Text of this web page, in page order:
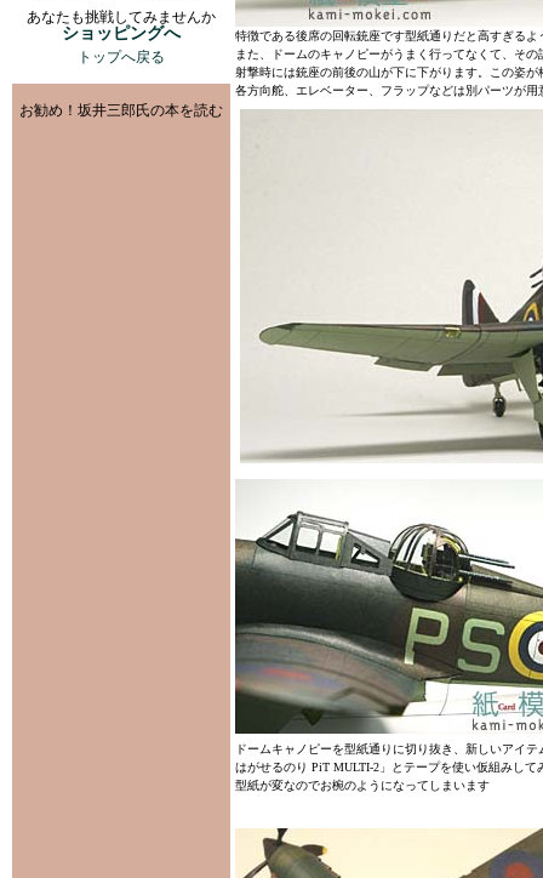
あなたも挑戦してみませんか
ショッピングへ
トップへ戻る
お勧め！坂井三郎氏の本を読む
特徴である後席の回転銃座です型紙通りだと高すぎる
また、ドームのキャノピーがうまく行ってなくて、その
射撃時には銃座の前後の山が下に下がります。この姿
各方向舵、エレベーター、フラップなどは別パーツが
ドームキャノピーを型紙通りに切り抜き、新しいアイテ
はがせるのり PiT MULTI-2」とテープを使い仮組みして
型紙が変なのでお椀のようになってしまいます